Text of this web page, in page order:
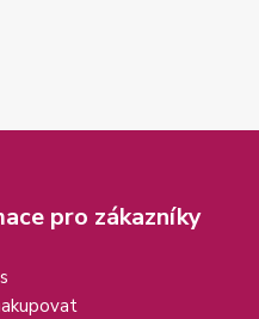
pro zákazníky